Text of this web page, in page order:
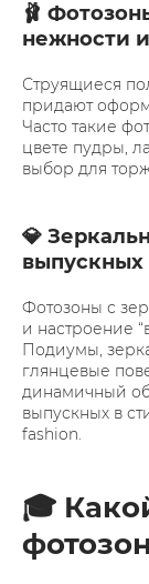
🩰
нежности
Струящиеся
придают
Часто такие
цвете пудры,
выбор для
💎
выпускных
Фотозоны с
и настроение
Подиумы,
глянцевые
динамичный
выпускных в
fashion.
🎓